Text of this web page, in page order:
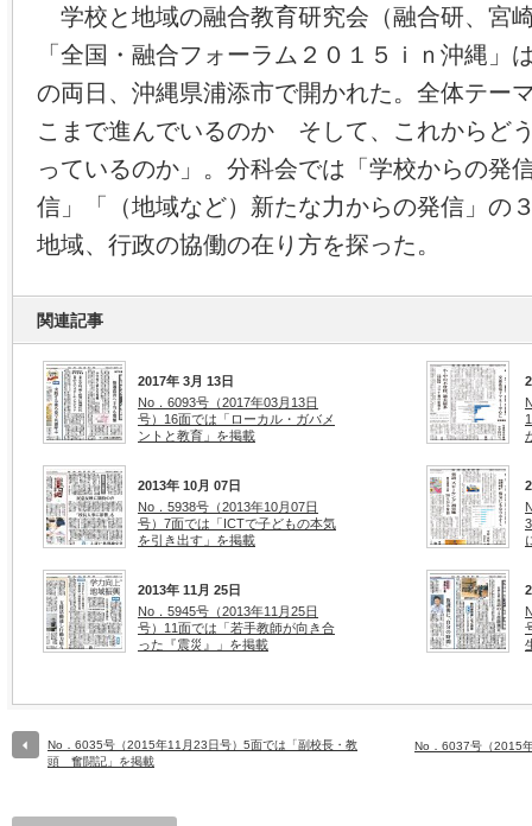
学校と地域の融合教育研究会（融合研、宮
「全国・融合フォーラム２０１５ｉｎ沖縄」
の両日、沖縄県浦添市で開かれた。全体テー
こまで進んでいるのか そして、これからど
っているのか」。分科会では「学校からの発
信」「（地域など）新たな力からの発信」の
地域、行政の協働の在り方を探った。
関連記事
2017年 3月 13日
No．6093号（2017年03月13日
号）16面では「ローカル・ガバメ
ントと教育」を掲載
2013年 10月 07日
No．5938号（2013年10月07日
号）7面では「ICTで子どもの本気
を引き出す」を掲載
2013年 11月 25日
No．5945号（2013年11月25日
号）11面では「若手教師が向き合
った『震災』」を掲載
No．6035号（2015年11月23日号）5面では「副校長・教
頭 奮闘記」を掲載
No．6037号（2015